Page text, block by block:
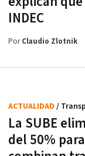
INDEC
PorClaudio Zlotnik
La SUBE
del 50%
ACTUALIDAD /